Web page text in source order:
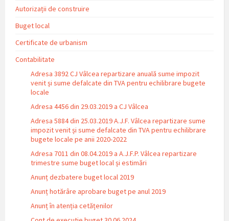
Autorizații de construire
Buget local
Certificate de urbanism
Contabilitate
Adresa 3892 CJ Vâlcea repartizare anuală sume impozit
venit și sume defalcate din TVA pentru echilibrare bugete
locale
Adresa 4456 din 29.03.2019 a CJ Vâlcea
Adresa 5884 din 25.03.2019 A.J.F. Vâlcea repartizare sume
impozit venit și sume defalcate din TVA pentru echilibrare
bugete locale pe anii 2020-2022
Adresa 7011 din 08.04.2019 a A.J.F.P. Vâlcea repartizare
trimestre sume buget local și estimări
Anunț dezbatere buget local 2019
Anunț hotărâre aprobare buget pe anul 2019
Anunț în atenția cetățenilor